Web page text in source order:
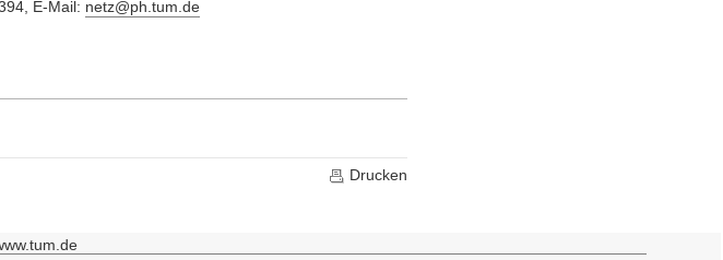
E-Mail: netz@ph.tum.de
Drucken